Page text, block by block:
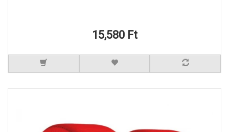
15,580 Ft